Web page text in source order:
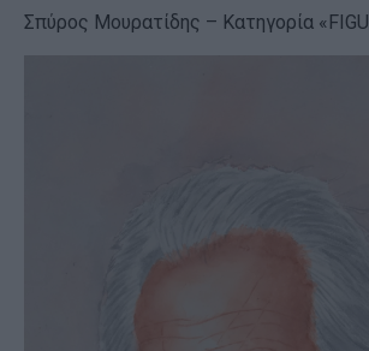
Σπύρος Μουρατίδης – Κατηγορία